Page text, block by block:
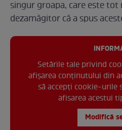
singur groapa, care este tot
dezamăgitor că a spus
Setările tale privind
afișarea conținutului din
să accepți cookie-urile
afisarea acestui
Modifică